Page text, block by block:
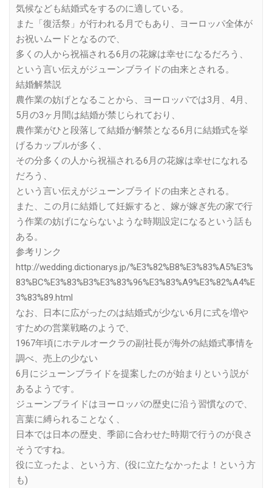
気候なども結婚式をするのに適している。
また「復活祭」が行われる月でもあり、ヨーロッパ全体が
お祝いムードとなるので、
多くの人から祝福される6月の花嫁は幸せになるだろう、
という言い伝えがジューンブライドの由来とされる。
結婚解禁説
農作業の妨げとなることから、ヨーロッパでは3月、4月、
5月の3ヶ月間は結婚が禁じられており、
農作業がひと段落して結婚が解禁となる6月に結婚式を挙
げるカップルが多く、
その分多くの人から祝福される6月の花嫁は幸せになれる
だろう、
という言い伝えがジューンブライドの由来とされる。
また、この月に結婚して妊娠すると、嫁が嫁ぎ先の家で行
う作業の妨げにならないような時期設定になるという話も
ある。
参考リンク
http://wedding.dictionarys.jp/%E3%82%B8%E3%83%A5%E3%
83%BC%E3%83%B3%E3%83%96%E3%83%A9%E3%82%A4%E
3%83%89.html
なお、日本に広がったのは結婚式が少ない6月に式を増や
すための営業戦略のようで、
1967年頃にホテルオークラの副社長が海外の結婚式事情を
調べ、売上の少ない
6月にジューンブライドを提案したのが始まりという説が
あるようです。
ジューンブライドはヨーロッパの歴史に沿う習慣なので、
言葉に縛られることなく、
日本では日本の歴史、季節に合わせた時期で行うのが良さ
そうですね。
役に立ったよ、という方、(役に立たなかったよ！という方
も)